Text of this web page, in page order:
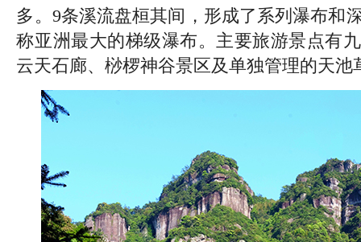
多。9条溪流盘桓其间，形成了系列瀑布和
称亚洲最大的梯级瀑布。主要旅游景点有
云天石廊、桫椤神谷景区及单独管理的天池